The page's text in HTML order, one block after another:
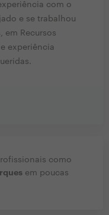
com o
e se trabalhou
em Recursos
experiência
como
em poucas